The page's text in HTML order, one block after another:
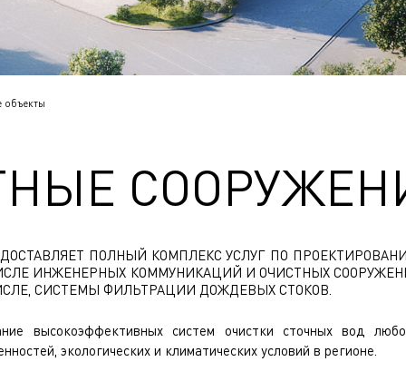
объекты
ПОЛНЫЙ КОМПЛЕКС УСЛУГ ПО
ИНЖЕНЕРНЫХ КОММУНИКАЦИЙ И ОЧИСТНЫХ
СИСТЕМЫ ФИЛЬТРАЦИИ ДОЖДЕВЫХ СТОКОВ.
высокоэффективных систем очистки сточных вод
экологических и климатических условий в регионе.